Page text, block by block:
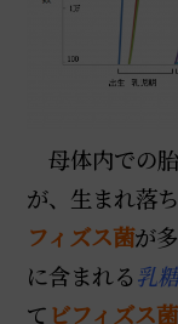
母体内での
が、生まれ落
フィズス菌が
に含まれる乳糖
てビフィズス菌